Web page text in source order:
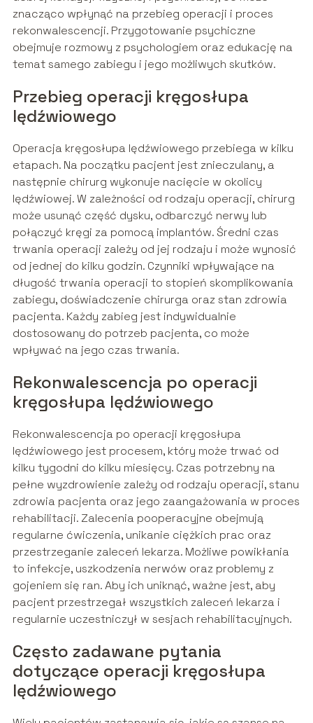
znacząco wpłynąć na przebieg operacji i proces
rekonwalescencji. Przygotowanie psychiczne
obejmuje rozmowy z psychologiem oraz edukację na
temat samego zabiegu i jego możliwych skutków.
Przebieg operacji kręgosłupa
lędźwiowego
Operacja kręgosłupa lędźwiowego przebiega w kilku
etapach. Na początku pacjent jest znieczulany, a
następnie chirurg wykonuje nacięcie w okolicy
lędźwiowej. W zależności od rodzaju operacji, chirurg
może usunąć część dysku, odbarczyć nerwy lub
połączyć kręgi za pomocą implantów. Średni czas
trwania operacji zależy od jej rodzaju i może wynosić
od jednej do kilku godzin. Czynniki wpływające na
długość trwania operacji to stopień skomplikowania
zabiegu, doświadczenie chirurga oraz stan zdrowia
pacjenta. Każdy zabieg jest indywidualnie
dostosowany do potrzeb pacjenta, co może
wpływać na jego czas trwania.
Rekonwalescencja po operacji
kręgosłupa lędźwiowego
Rekonwalescencja po operacji kręgosłupa
lędźwiowego jest procesem, który może trwać od
kilku tygodni do kilku miesięcy. Czas potrzebny na
pełne wyzdrowienie zależy od rodzaju operacji, stanu
zdrowia pacjenta oraz jego zaangażowania w proces
rehabilitacji. Zalecenia pooperacyjne obejmują
regularne ćwiczenia, unikanie ciężkich prac oraz
przestrzeganie zaleceń lekarza. Możliwe powikłania
to infekcje, uszkodzenia nerwów oraz problemy z
gojeniem się ran. Aby ich uniknąć, ważne jest, aby
pacjent przestrzegał wszystkich zaleceń lekarza i
regularnie uczestniczył w sesjach rehabilitacyjnych.
Często zadawane pytania
dotyczące operacji kręgosłupa
lędźwiowego